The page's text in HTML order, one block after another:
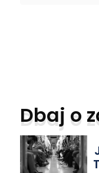
Dbaj o